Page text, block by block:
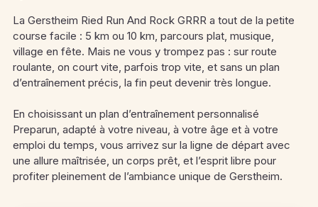
La Gerstheim Ried Run And Rock GRRR a tout de la petite
course facile : 5 km ou 10 km, parcours plat, musique,
village en fête. Mais ne vous y trompez pas : sur route
roulante, on court vite, parfois trop vite, et sans un plan
d’entraînement précis, la fin peut devenir très longue.
En choisissant un plan d’entraînement personnalisé
Preparun, adapté à votre niveau, à votre âge et à votre
emploi du temps, vous arrivez sur la ligne de départ avec
une allure maîtrisée, un corps prêt, et l’esprit libre pour
profiter pleinement de l’ambiance unique de Gerstheim.